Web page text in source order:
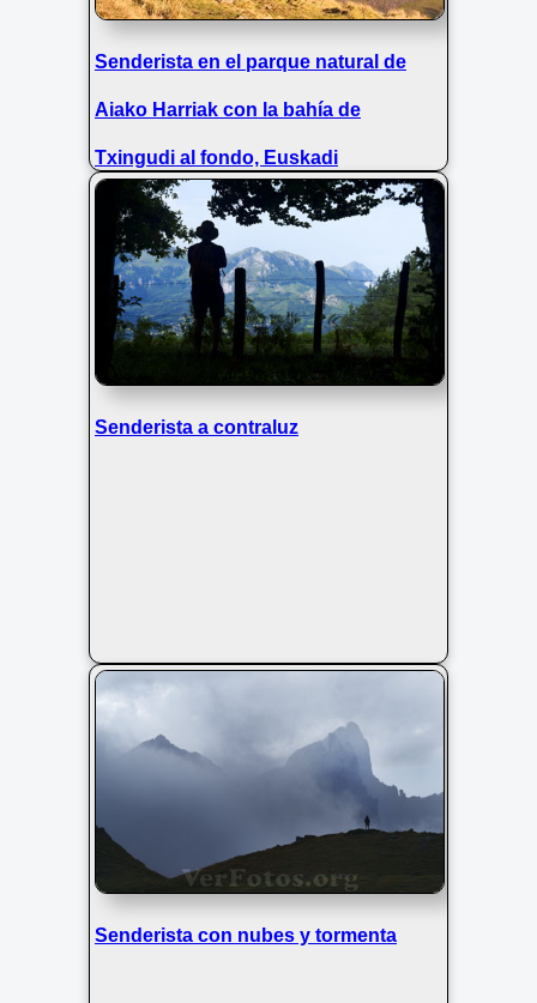
Senderista en el parque natural de
Aiako Harriak con la bahía de
Txingudi al fondo, Euskadi
Senderista a contraluz
Senderista con nubes y tormenta